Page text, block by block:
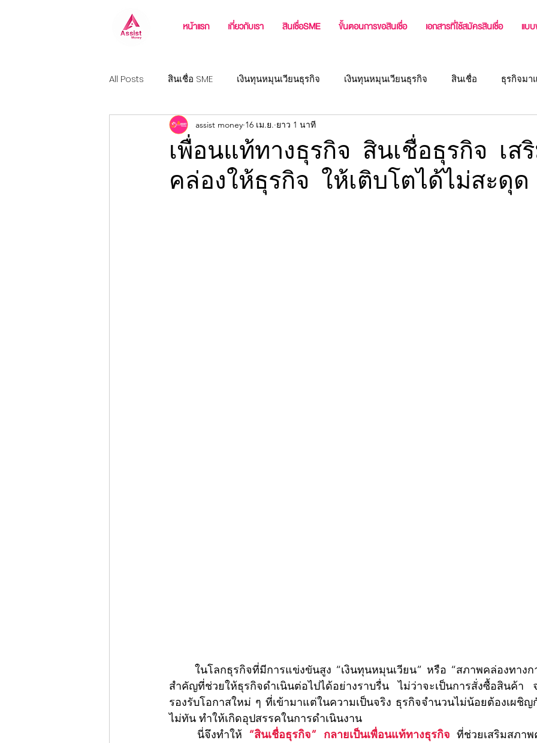
หน้าแรก เกี่ยวกับเรา สินเชื่อSME ขั้นตอนการขอสินเชื่อ เอกสารที่ใช้สมัครสินเชื่อ แบ
All Posts สินเชื่อ SME เงินทุนหมุนเวียนธุรกิจ เงินทุนหมุนเวียนธุรกิจ สินเชื่อ ธุรกิจมา
วงเงินฉุกเฉิน สินเชื่อธุรกิจขนส่ง แหล่งเงินทุนผู้ประกอบการ
สินเชื่อสำหรับเจ้าของโรงงาน สินเชื่อธุรกิจ หรือ เงินทุนสำหรับธุ สินเชื่อเจ้าของกิจการ
เพื่อนแท้ทางธุรกิจ สินเชื่อธุรกิจ เส
คล่องให้ธุรกิจ ให้เติบโตได้ไม่สะดุด
assist money 16 เม.ย. ยาว 1 นาที
สำคัญที่ช่วยให้ธุรกิจดำเนินต่อไปได้อย่างราบรื่น ไม่ว่าจะเป็นการสั่งซื้อสินค้า
รองรับโอกาสใหม่ ๆ ที่เข้ามาแต่ในความเป็นจริง ธุรกิจจำนวนไม่น้อยต้องเผชิ
ไม่ทัน ทำให้เกิดอุปสรรคในการดำเนินงาน
	นี่จึงทำให้
“สินเชื่อธุรกิจ” กลายเป็นเพื่อนแท้ทางธุรกิจ ที่ช่วยเสริมสภา